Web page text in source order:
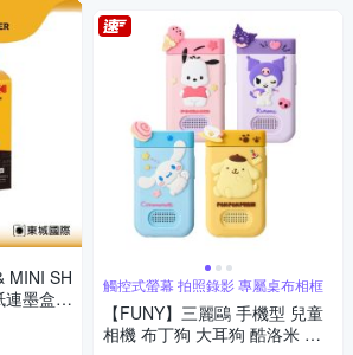
MINI SH
連墨盒(3
觸控式螢幕 拍照錄影 專屬桌布相框
【FUNY】三麗鷗 手機型 兒童
相機 布丁狗 大耳狗 酷洛米 帕